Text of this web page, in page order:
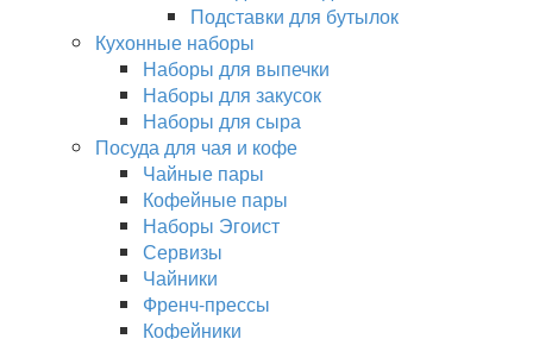
Подставки для бутылок
Кухонные наборы
Наборы для выпечки
Наборы для закусок
Наборы для сыра
Посуда для чая и кофе
Чайные пары
Кофейные пары
Наборы Эгоист
Сервизы
Чайники
Френч-прессы
Кофейники